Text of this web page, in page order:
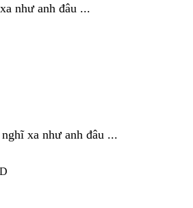
như anh đâu ...
xa như anh đâu ...